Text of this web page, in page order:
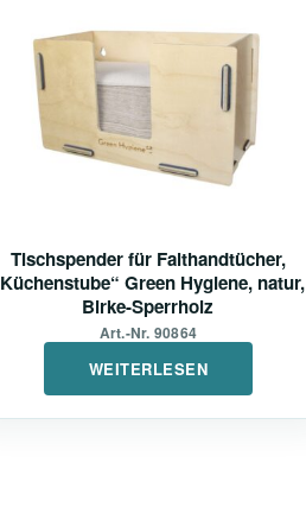
Tischspender für Falthandtücher,
Green Hygiene, natur,
Birke-Sperrholz
Art.-Nr. 90864
WEITERLESEN